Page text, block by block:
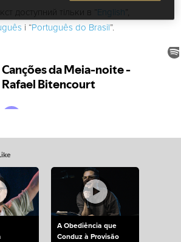
доступний тільки в “English”,
і “Português do Brasil”.
A Obediência que
Conduz à Provisão